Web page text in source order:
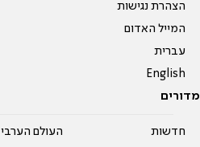
הצהרת נגישות
המייל האדום
עברית
English
מדורים
חדשות
העולם הערבי